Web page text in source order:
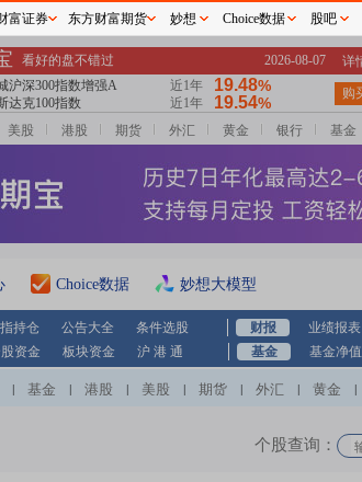
美股 港股 期货 外汇 黄金 银行 基金
Choice数据 妙想大模型
持仓 公告大全 条件选股 财报 业绩报表
资金 板块资金 沪 港 通 基金 基金净值
基金 港股 美股 期货 外汇 黄金
个股查询：
富证券 东方财富期货 妙想 Choice数据 股吧